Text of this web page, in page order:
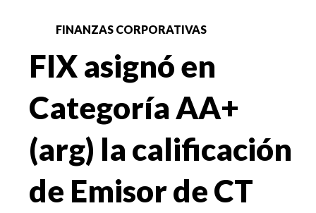
FINANZAS CORPORATIVAS
FIX asignó en
Categoría AA+
(arg) la calificación
de Emisor de CT